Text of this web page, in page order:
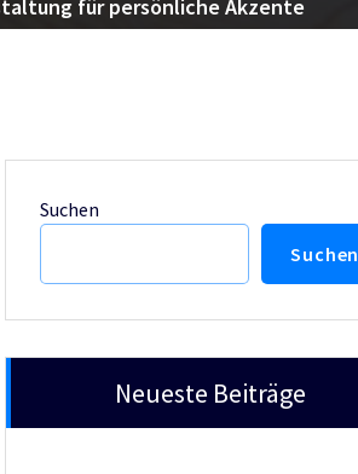
für persönliche Akzente
Suchen
Suchen
Neueste Beiträge